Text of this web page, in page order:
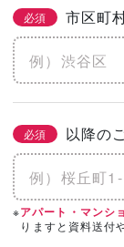
必須 市区町
必須 以降の
※アパート・マンシ
りますと資料送付